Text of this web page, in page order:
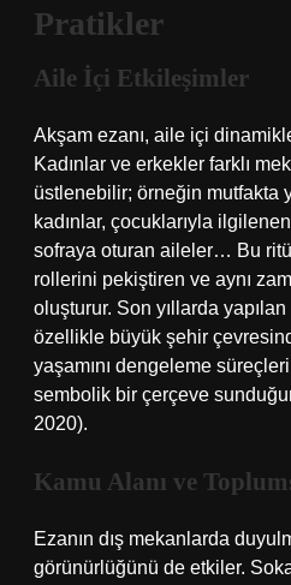
Pratikler
Aile İçi Etkileşimler
Akşam ezanı, aile içi
Kadınlar ve erkekler farklı
üstlenebilir; örneğin mutfakta
kadınlar, çocuklarıyla
sofraya oturan aileler… Bu
rollerini pekiştiren ve aynı
oluşturur. Son yıllarda yapılan
özellikle büyük şehir
yaşamını dengeleme
sembolik bir çerçeve
2020).
Kamu Alanı ve
Ezanın dış mekanlarda
görünürlüğünü de etkiler.